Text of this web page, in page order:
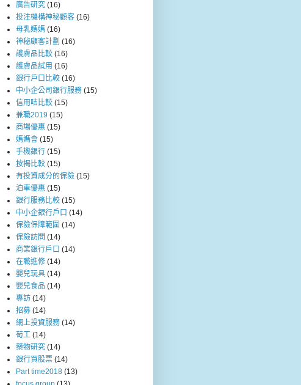
廣告研究 (16)
投注機構神秘顧客 (16)
母乳媽媽 (16)
神秘顧客計劃 (16)
護膚品比較 (16)
護膚品試用 (16)
銀行戶口比較 (16)
中小企公司銀行服務 (15)
信用咭比較 (15)
兼職2019 (15)
商場優惠 (15)
媽媽會 (15)
手機銀行 (15)
按揭比較 (15)
有投資成分的保險 (15)
泊車優惠 (15)
銀行服務比較 (15)
中小企銀行戶口 (14)
保險保障範圍 (14)
保險訪問 (14)
商業銀行戶口 (14)
在職進修 (14)
嬰兒玩具 (14)
嬰兒食品 (14)
專訪 (14)
招募 (14)
網上投資服務 (14)
荀工 (14)
藥物研究 (14)
銀行買股票 (14)
Part time2018 (13)